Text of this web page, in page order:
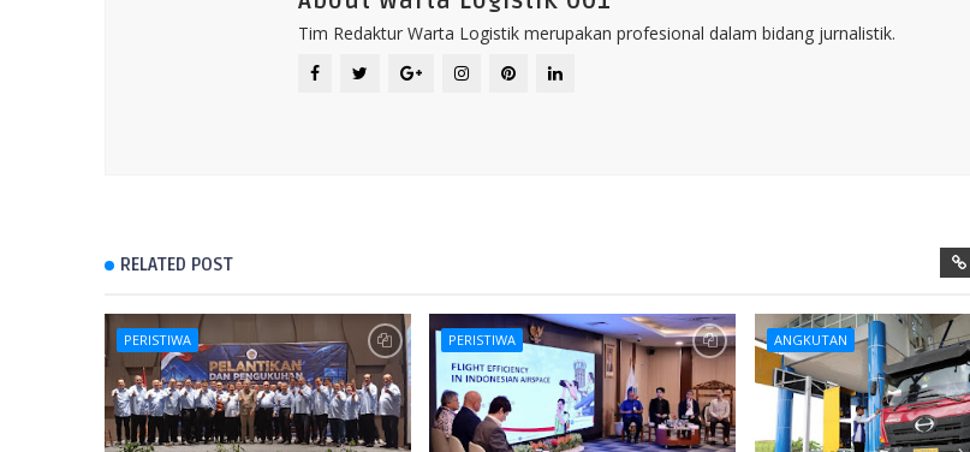
Tim Redaktur Warta Logistik merupakan profesional dalam bidang jurnalistik.
RELATED POST
PERISTIWA PERISTIWA ANGKUTAN